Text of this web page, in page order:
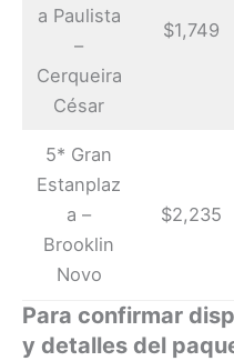
a Paulista
–
Cerqueira
César
$1,749
5* Gran
Estanplaz
a –
Brooklin
Novo
$2,235
Para confirmar
y detalles del